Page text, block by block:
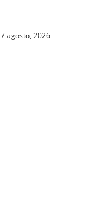
7 agosto, 2026